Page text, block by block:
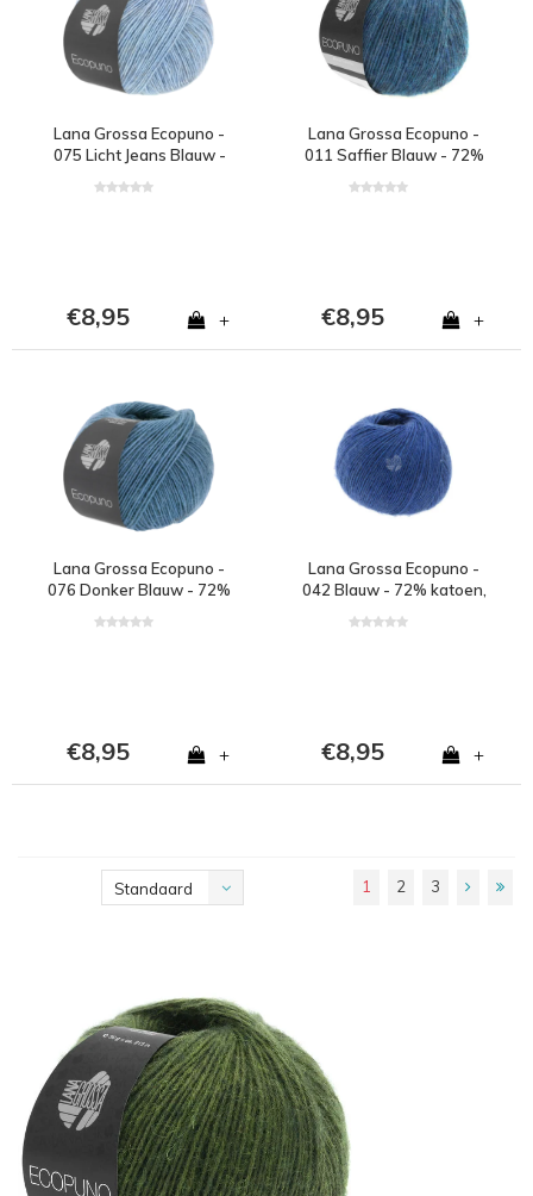
Lana Grossa Ecopuno -
075 Licht Jeans Blauw -
merinowol en 11%
€8,95 +
Lana Grossa Ecopuno -
011 Saffier Blauw - 72%
en 11% alpaca - Blauw
€8,95 +
Lana Grossa Ecopuno -
076 Donker Blauw - 72%
en 11% alpaca - Blauw
€8,95 +
Lana Grossa Ecopuno -
042 Blauw - 72% katoen,
alpaca - Blauw
€8,95 +
Standaard 1 2 3